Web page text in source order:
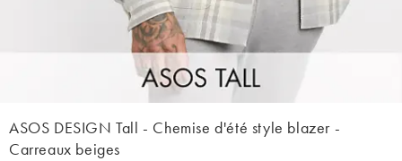
ASOS DESIGN Tall - Chemise d'été style blazer -
Carreaux beiges